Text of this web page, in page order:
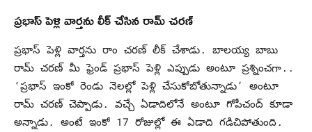
ప్రభాస్ పెళ్లి వార్తను లీక్ చేసిన రామ్ చరణ్
ప్రభాస్ పెళ్లి వార్తను రాం చరణ్ లీక్ చేశాడు. బాలయ్య బాబు
రామ్ చరణ్ మీ ఫ్రెండ్ ప్రభాస్ పెళ్లి ఎప్పుడు అంటూ ప్రశ్నించగా..
‘ప్రభాస్ ఇంకో రెండు నెలల్లో పెళ్లి చేసుకోబోతున్నాడు’ అంటూ
రామ్ చరణ్ చెప్పాడు. వచ్చే ఏడాదిలోనే అంటూ గోపీచంద్ కూడా
అన్నాడు. అంటే ఇంకో 17 రోజుల్లో ఈ ఏడాది గడిచిపోతుంది.